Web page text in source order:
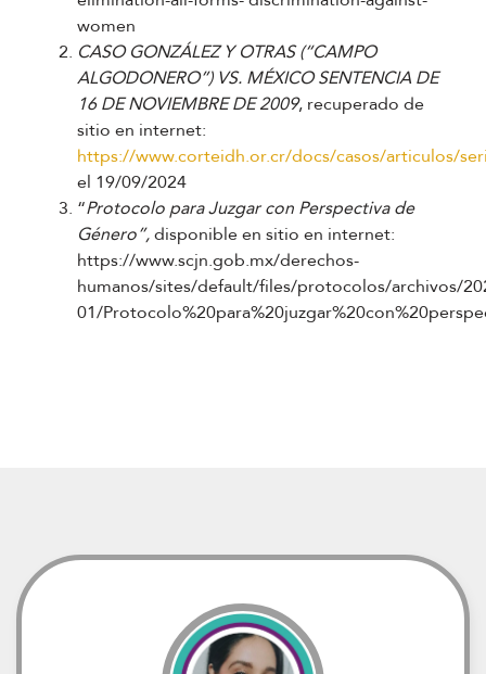
women
CASO GONZÁLEZ Y OTRAS (“CAMPO
ALGODONERO”) VS. MÉXICO SENTENCIA DE
16 DE NOVIEMBRE DE 2009, recuperado de
sitio en internet:
https://www.corteidh.or.cr/docs/casos/articulos/
el 19/09/2024
“Protocolo para Juzgar con Perspectiva de
Género”,disponible en sitio en internet:
https://www.scjn.gob.mx/derechos-
humanos/sites/default/files/protocolos/archivos/
01/